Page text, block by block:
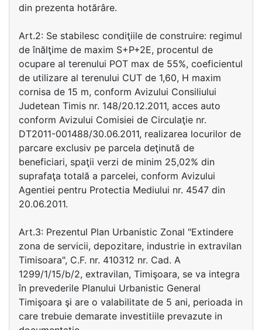
din prezenta hotărâre.
Art.2: Se stabilesc condiţiile de construire: regimul
de înălţime de maxim S+P+2E, procentul de
ocupare al terenului POT max de 55%, coeficientul
de utilizare al terenului CUT de 1,60, H maxim
cornisa de 15 m, conform Avizului Consiliului
Judetean Timis nr. 148/20.12.2011, acces auto
conform Avizului Comisiei de Circulaţie nr.
DT2011-001488/30.06.2011, realizarea locurilor de
parcare exclusiv pe parcela deţinută de
beneficiari, spaţii verzi de minim 25,02% din
suprafaţa totală a parcelei, conform Avizului
Agentiei pentru Protectia Mediului nr. 4547 din
20.06.2011.
Art.3: Prezentul Plan Urbanistic Zonal "Extindere
zona de servicii, depozitare, industrie in extravilan
Timisoara", C.F. nr. 410312 nr. Cad. A
1299/1/15/b/2, extravilan, Timişoara, se va integra
în prevederile Planului Urbanistic General
Timişoara şi are o valabilitate de 5 ani, perioada in
care trebuie demarate investitiile prevazute in